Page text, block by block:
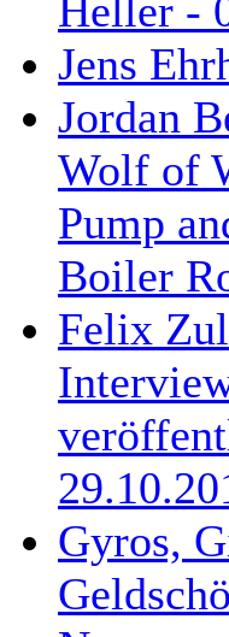
Heller -
Jens
Jordan
Wolf of
Pump
Boiler
Felix
Gyros,